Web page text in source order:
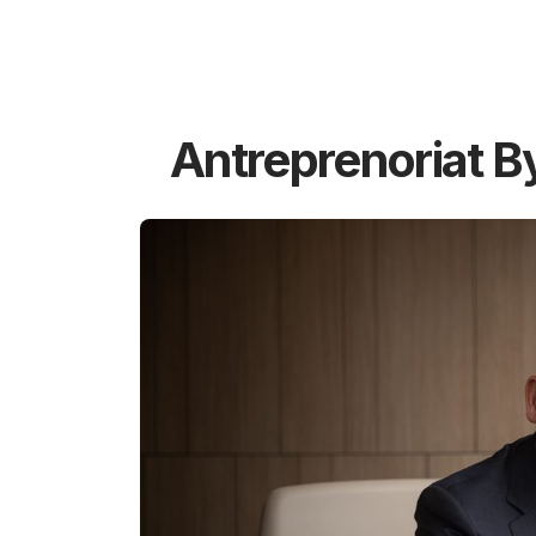
Antreprenoriat